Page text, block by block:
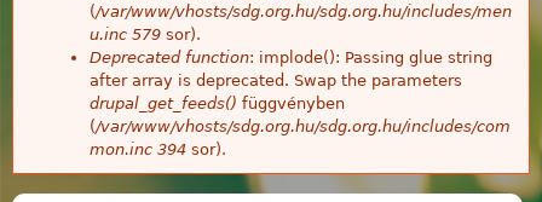
(/var/www/vhosts/sdg.org.hu/sdg.org.hu/includes/men
u.inc 579 sor).
Deprecated function: implode(): Passing glue string
after array is deprecated. Swap the parameters
drupal_get_feeds() függvényben
(/var/www/vhosts/sdg.org.hu/sdg.org.hu/includes/com
mon.inc 394 sor).